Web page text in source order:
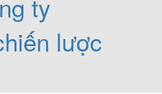
vnđ
ty
lược